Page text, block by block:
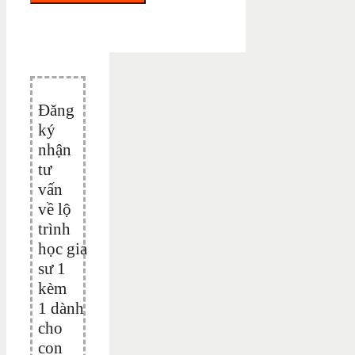
Đăng
ký
nhận
tư
vấn
về lộ
trình
học gia
sư 1
kèm
1 dành
cho
con